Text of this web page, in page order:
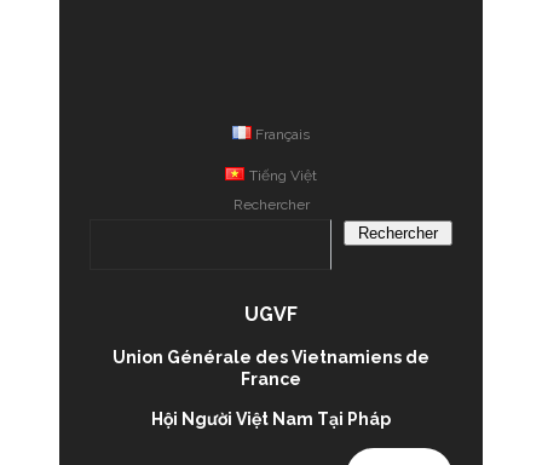
Français
Tiếng Việt
Rechercher
Rechercher
UGVF
Union Générale des Vietnamiens de
France
Hội Người Việt Nam Tại Pháp